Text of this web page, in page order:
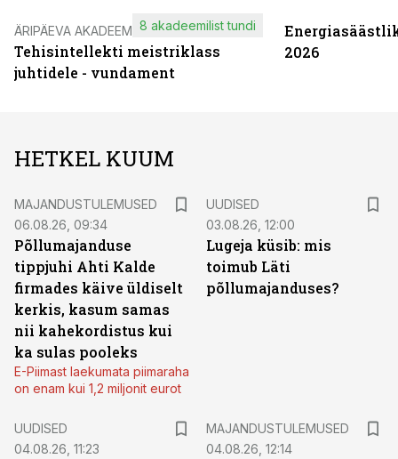
ÄRIPÄEVA AKADEEMIA
Tehisintellekti meistriklass
juhtidele - vundament
8 akadeemilist tundi
2026
HETKEL KUUM
MAJANDUSTULEMUSED
06.08.26, 09:34
Põllumajanduse
tippjuhi Ahti Kalde
firmades käive üldiselt
kerkis, kasum samas
nii kahekordistus kui
ka sulas pooleks
E-Piimast laekumata piimaraha
on enam kui 1,2 miljonit eurot
UUDISED
03.08.26, 12:00
Lugeja küsib: mis
toimub Läti
põllumajanduses?
UUDISED
04.08.26, 11:23
MAJANDUSTULEMUSED
04.08.26, 12:14